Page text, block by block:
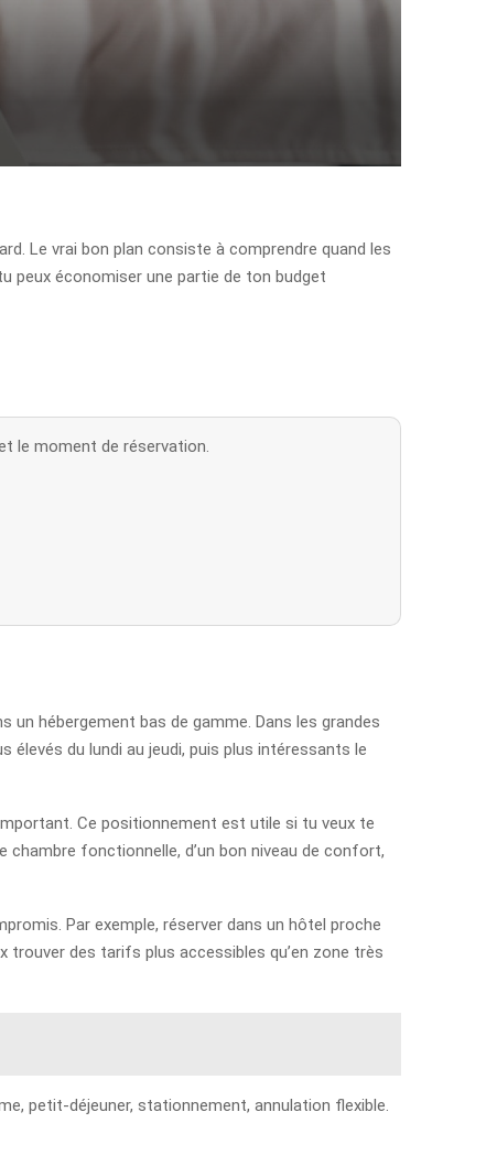
Le vrai bon plan consiste à comprendre quand les
peux économiser une partie de ton budget
le moment de réservation.
hébergement bas de gamme. Dans les grandes
du lundi au jeudi, puis plus intéressants le
important. Ce positionnement est utile si tu veux te
chambre fonctionnelle, d’un bon niveau de confort,
Par exemple, réserver dans un hôtel proche
des tarifs plus accessibles qu’en zone très
petit-déjeuner, stationnement, annulation flexible.